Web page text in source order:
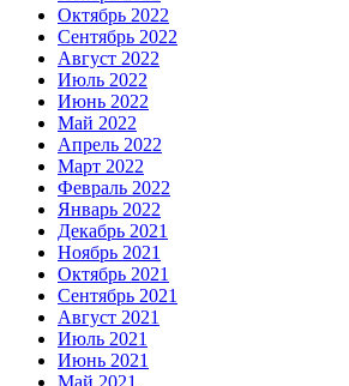
Октябрь 2022
Сентябрь 2022
Август 2022
Июль 2022
Июнь 2022
Май 2022
Апрель 2022
Март 2022
Февраль 2022
Январь 2022
Декабрь 2021
Ноябрь 2021
Октябрь 2021
Сентябрь 2021
Август 2021
Июль 2021
Июнь 2021
Май 2021